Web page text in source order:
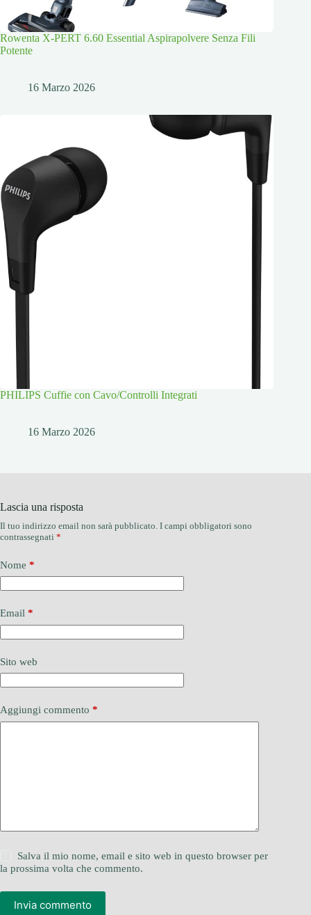
Rowenta X-PERT 6.60 Essential Aspirapolvere Senza Fili
Potente
16 Marzo 2026
PHILIPS Cuffie con Cavo/Controlli Integrati
16 Marzo 2026
Lascia una risposta
Il tuo indirizzo email non sarà pubblicato. I campi obbligatori sono
contrassegnati *
Nome *
Email *
Sito web
Aggiungi commento *
Salva il mio nome, email e sito web in questo browser per
la prossima volta che commento.
Invia commento